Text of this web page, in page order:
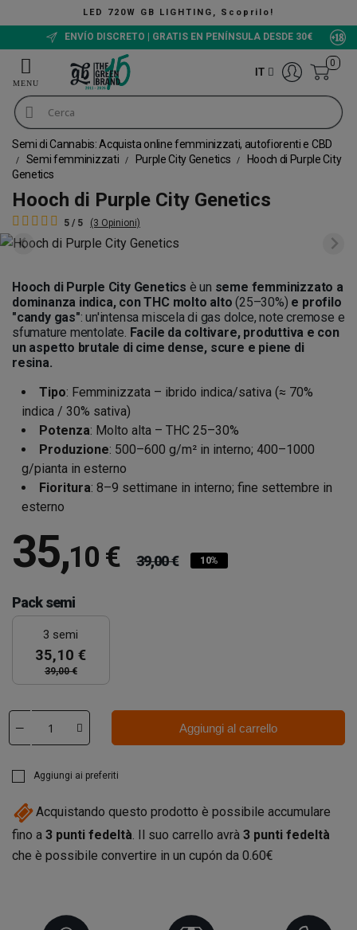
The Green
ENVÍO DISCRETO | GRATIS EN PENÍNSULA DESDE 30€
IT
0
Semi di Cannabis: Acquista online femminizzati, autofiorenti e CBD
Semi femminizzati
Purple City Genetics
Hooch di Purple City
Genetics
Hooch di Purple City Genetics
5 / 5 (3 Opinioni)
Hooch di Purple City Genetics è un seme femminizzato a
dominanza indica, con THC molto alto (25–30%) e profilo
"candy gas": un'intensa miscela di gas dolce, note cremose e
sfumature mentolate. Facile da coltivare, produttiva e con
un aspetto brutale di cime dense, scure e piene di
resina.
Tipo: Femminizzata – ibrido indica/sativa (≈ 70%
indica / 30% sativa)
Potenza: Molto alta – THC 25–30%
Produzione: 500–600 g/m² in interno; 400–1000
g/pianta in esterno
Fioritura: 8–9 settimane in interno; fine settembre in
esterno
35,10 € 39,00 € 10%
Pack semi
3 semi
35,10 €
39,00 €
Aggiungi al carrello
Aggiungi ai preferiti
Acquistando questo prodotto è possibile accumulare
fino a 3 punti fedeltà. Il suo carrello avrà 3 punti fedeltà
che è possibile convertire in un cupón da 0.60€